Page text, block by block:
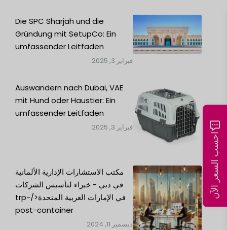
Die SPC Sharjah und die
Gründung mit SetupCo: Ein
umfassender Leitfaden
فبراير 3, 2025
Auswandern nach Dubai, VAE
mit Hund oder Haustier: Ein
umfassender Leitfaden
فبراير 3, 2025
مكتب الاستشارات الإدارية الألمانية
في دبي - خبراء لتأسيس الشركات
في الإمارات العربية المتحدة</trp-
post-container
ديسمبر 11, 2024
احسب السعر الآن